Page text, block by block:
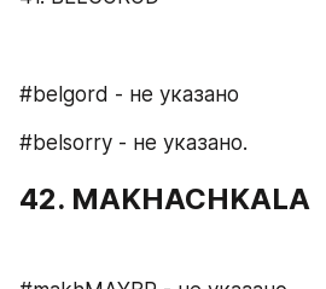
#belgord - не указано
#belsorry - не указано.
42. MAKHACHKALA